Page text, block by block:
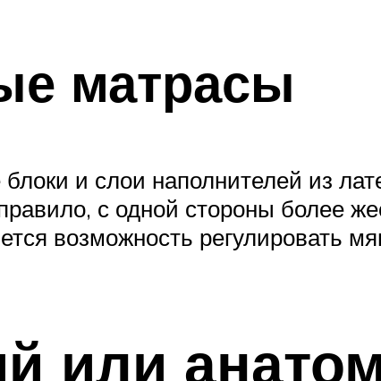
матрасы
и слои наполнителей из
с одной стороны более
возможность регулировать
или